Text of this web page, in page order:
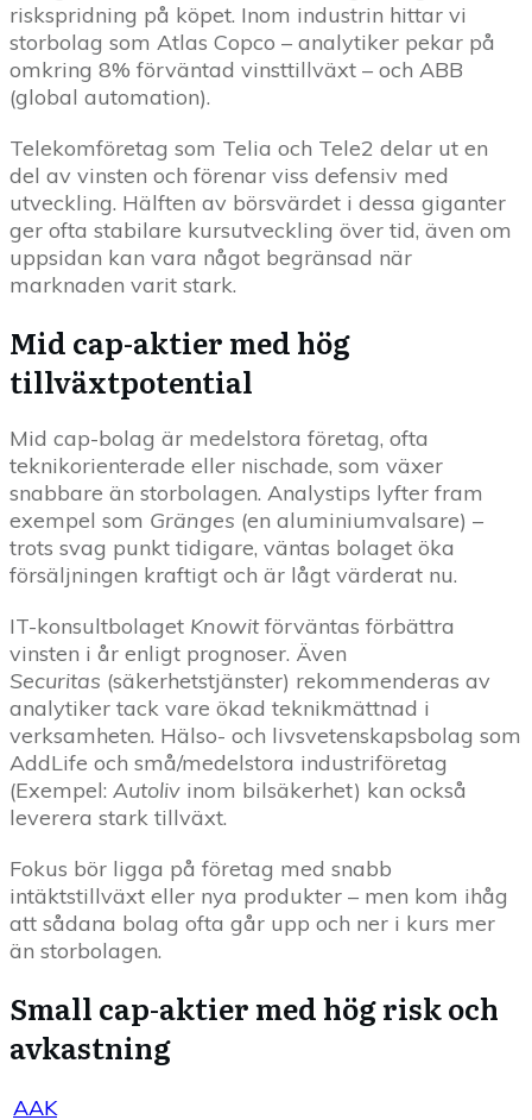
riskspridning på köpet. Inom industrin hittar vi
storbolag som Atlas Copco – analytiker pekar på
omkring 8% förväntad vinsttillväxt – och ABB
(global automation).
Telekomföretag som Telia och Tele2 delar ut en
del av vinsten och förenar viss defensiv med
utveckling. Hälften av börsvärdet i dessa giganter
ger ofta stabilare kursutveckling över tid, även om
uppsidan kan vara något begränsad när
marknaden varit stark.
Mid cap-aktier med hög
tillväxtpotential
Mid cap-bolag är medelstora företag, ofta
teknikorienterade eller nischade, som växer
snabbare än storbolagen. Analystips lyfter fram
exempel som Gränges (en aluminiumvalsare) –
trots svag punkt tidigare, väntas bolaget öka
försäljningen kraftigt och är lågt värderat nu.
IT-konsultbolaget Knowitförväntas förbättra
vinsten i år enligt prognoser. Även
Securitas (säkerhetstjänster) rekommenderas av
analytiker tack vare ökad teknikmättnad i
verksamheten. Hälso- och livsvetenskapsbolag som
AddLife och små/medelstora industriföretag
(Exempel: Autoliv inom bilsäkerhet) kan också
leverera stark tillväxt.
Fokus bör ligga på företag med snabb
intäktstillväxt eller nya produkter – men kom ihåg
att sådana bolag ofta går upp och ner i kurs mer
än storbolagen.
Small cap-aktier med hög risk och
avkastning
AAK